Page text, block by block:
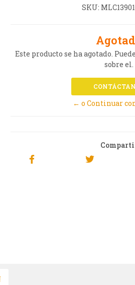
SKU:
Este producto se ha agotado.
sobre el.
← o Continuar